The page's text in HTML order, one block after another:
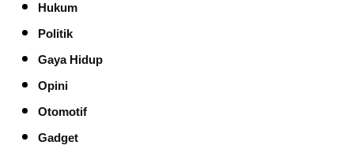
Hukum
Politik
Gaya Hidup
Opini
Otomotif
Gadget